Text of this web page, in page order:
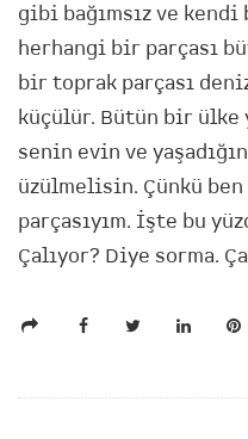
gibi bağımsız ve kendi
herhangi bir parçası
bir toprak parçası
küçülür. Bütün bir ülke
senin evin ve
üzülmelisin. Çünkü
parçasıyım. İşte bu
Çalıyor? Diye sorma.